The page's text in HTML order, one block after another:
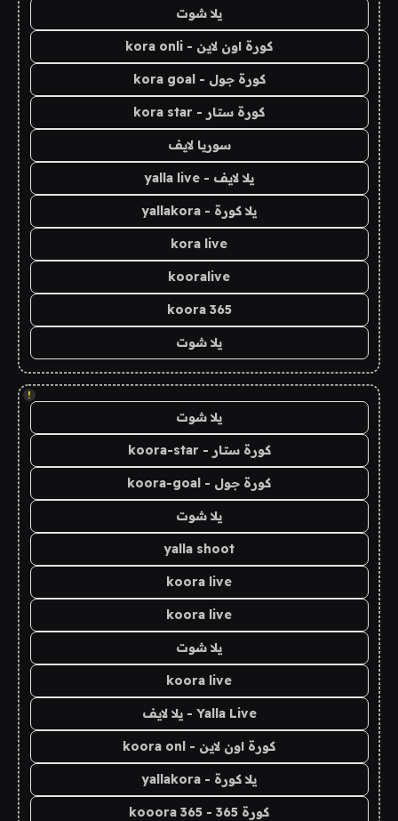
يلا شوت
كورة اون لاين - kora onli
كورة جول - kora goal
كورة ستار - kora star
سوريا لايف
يلا لايف - yalla live
يلا كورة - yallakora
kora live
kooralive
koora 365
يلا شوت
!
يلا شوت
كورة ستار - koora-star
كورة جول - koora-goal
يلا شوت
yalla shoot
koora live
koora live
يلا شوت
koora live
Yalla Live - يلا لايف
كورة اون لاين - koora onl
يلا كورة - yallakora
كورة 365 - kooora 365